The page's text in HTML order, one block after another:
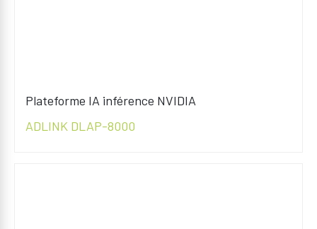
Plateforme IA inférence NVIDIA
ADLINK DLAP-8000